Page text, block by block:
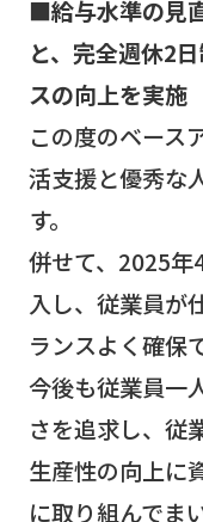
■給与水準の見
と、完全週休2
スの向上を実施
この度のベース
活支援と優秀な
す。
併せて、2025年
入し、従業員が
ランスよく確保
今後も従業員一
さを追求し、従
生産性の向上に
に取り組んでま